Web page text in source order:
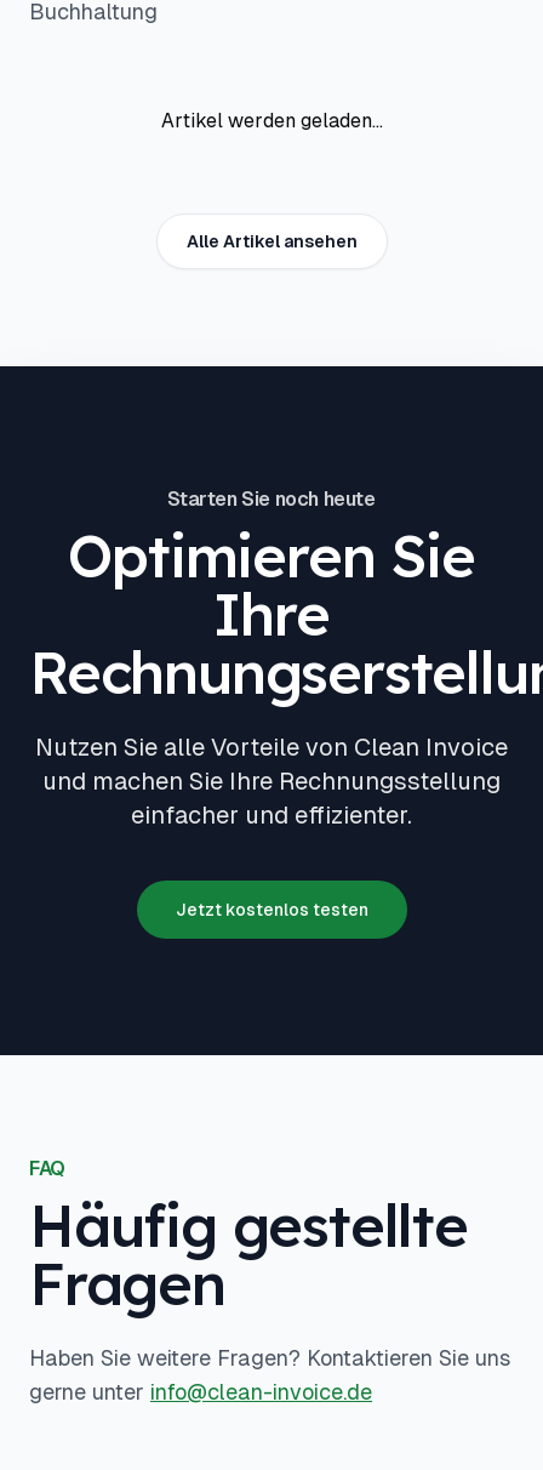
Buchhaltung
Artikel werden geladen...
Alle Artikel ansehen
Starten Sie noch heute
Optimieren Sie
Ihre
Nutzen Sie alle Vorteile von Clean Invoice
und machen Sie Ihre Rechnungsstellung
einfacher und effizienter.
Jetzt kostenlos testen
FAQ
Häufig gestellte
Fragen
Haben Sie weitere Fragen? Kontaktieren Sie uns
gerne unter info@clean-invoice.de